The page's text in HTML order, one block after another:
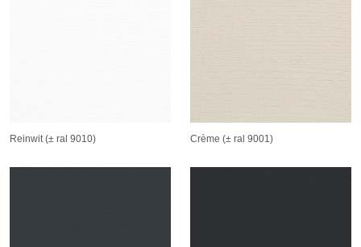
Reinwit (± ral 9010) Crème (± ral 9001)